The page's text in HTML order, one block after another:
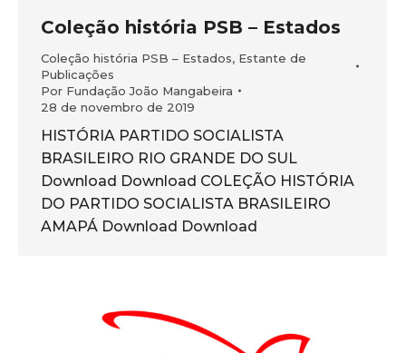
Coleção história PSB – Estados
Coleção história PSB – Estados, Estante de
Publicações
Por Fundação João Mangabeira
28 de novembro de 2019
HISTÓRIA PARTIDO SOCIALISTA
BRASILEIRO RIO GRANDE DO SUL
Download Download COLEÇÃO HISTÓRIA
DO PARTIDO SOCIALISTA BRASILEIRO
AMAPÁ Download Download